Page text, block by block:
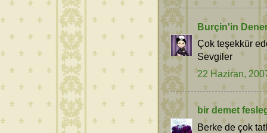
Burçin'in
Çok teşekkür
Sevgiler
22 Haziran,
bir demet
Berke de çok